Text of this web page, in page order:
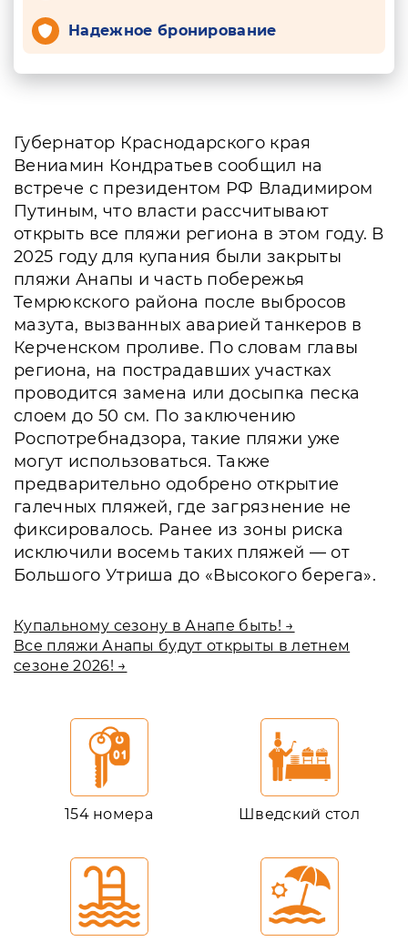
Надежное бронирование
Губернатор Краснодарского края
Вениамин Кондратьев сообщил на
встрече с президентом РФ Владимиром
Путиным, что власти рассчитывают
открыть все пляжи региона в этом году. В
2025 году для купания были закрыты
пляжи Анапы и часть побережья
Темрюкского района после выбросов
мазута, вызванных аварией танкеров в
Керченском проливе. По словам главы
региона, на пострадавших участках
проводится замена или досыпка песка
слоем до 50 см. По заключению
Роспотребнадзора, такие пляжи уже
могут использоваться. Также
предварительно одобрено открытие
галечных пляжей, где загрязнение не
фиксировалось. Ранее из зоны риска
исключили восемь таких пляжей — от
Большого Утриша до «Высокого берега».
Купальному сезону в Анапе быть! →
Все пляжи Анапы будут открыты в летнем
сезоне 2026! →
154 номера Шведский стол